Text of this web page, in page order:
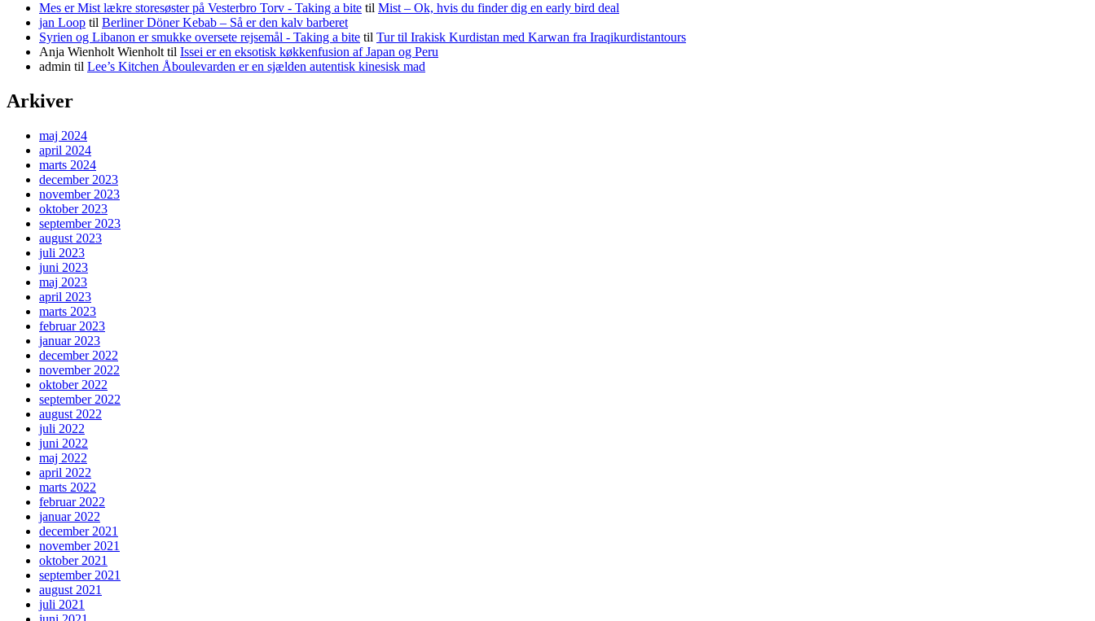
Mes er Mist lækre storesøster på Vesterbro Torv - Taking a bite til Mist – Ok, hvis du finder dig en early bird deal
jan Loop til Berliner Döner Kebab – Så er den kalv barberet
Syrien og Libanon er smukke oversete rejsemål - Taking a bite til Tur til Irakisk Kurdistan med Karwan fra Iraqikurdistantours
Anja Wienholt Wienholt til Issei er en eksotisk køkkenfusion af Japan og Peru
admin til Lee’s Kitchen Åboulevarden er en sjælden autentisk kinesisk mad
Arkiver
maj 2024
april 2024
marts 2024
december 2023
november 2023
oktober 2023
september 2023
august 2023
juli 2023
juni 2023
maj 2023
april 2023
marts 2023
februar 2023
januar 2023
december 2022
november 2022
oktober 2022
september 2022
august 2022
juli 2022
juni 2022
maj 2022
april 2022
marts 2022
februar 2022
januar 2022
december 2021
november 2021
oktober 2021
september 2021
august 2021
juli 2021